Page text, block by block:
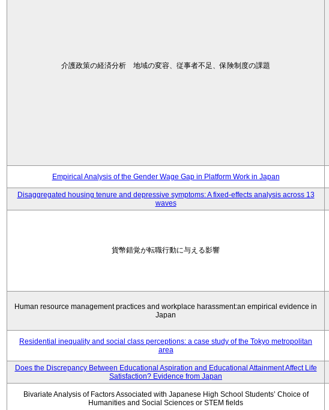
介護政策の経済分析 地域の変容、従事者不足、保険制度の課題
Empirical Analysis of the Gender Wage Gap in Platform Work in Japan
Disaggregated housing tenure and depressive symptoms: A fixed-effects analysis across 13
waves
貨幣錯覚が転職行動に与える影響
Human resource management practices and workplace harassment:an empirical evidence in
Japan
Residential inequality and social class perceptions: a case study of the Tokyo metropolitan
area
Does the Discrepancy Between Educational Aspiration and Educational Attainment Affect Life
Satisfaction? Evidence from Japan
Bivariate Analysis of Factors Associated with Japanese High School Students’ Choice of
Humanities and Social Sciences or STEM fields